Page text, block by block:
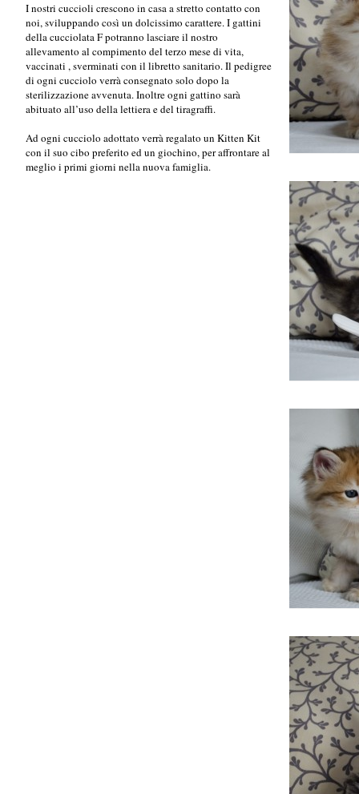
I nostri cuccioli crescono in casa a stretto contatto con
noi, sviluppando così un dolcissimo carattere.I gattini
della cucciolata F potranno lasciare il nostro
allevamento al compimento del terzo mese di vita,
vaccinati , sverminati con il libretto sanitario. Il pedigree
di ogni cucciolo verrà consegnato solo dopo la
sterilizzazione avvenuta. Inoltre ogni gattino sarà
abituato all’uso della lettiera e del tiragraffi.
Ad ogni cucciolo adottato verrà regalato un Kitten Kit
con il suo cibo preferito ed un giochino, per affrontare al
meglio i primi giorni nella nuova famiglia.